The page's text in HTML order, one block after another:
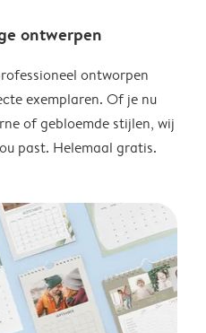
ontwerpen
ontworpen
exemplaren. Of je nu
of gebloemde stijlen, wij
past. Helemaal gratis.